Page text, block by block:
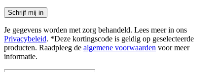
Schrijf mij in
Je gegevens worden met zorg behandeld. Lees meer in ons
Privacybeleid. *Deze kortingscode is geldig op geselecteerde
producten. Raadpleeg de algemene voorwaarden voor meer
informatie.